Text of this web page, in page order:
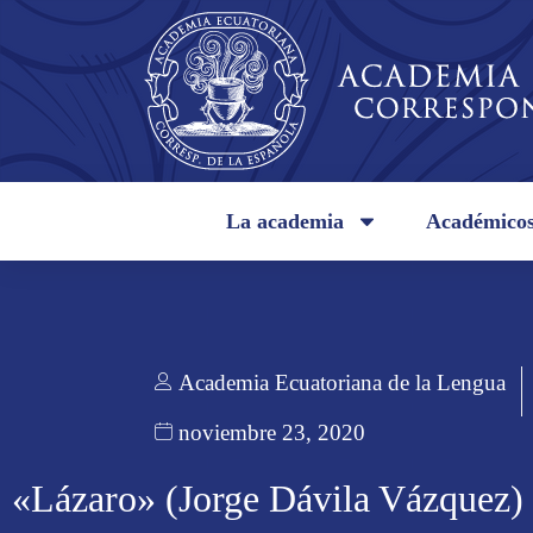
La academia
Academia Ecuatoriana de la Lengua
noviembre 23, 2020
«Lázaro» (Jorge Dávila Vázquez)